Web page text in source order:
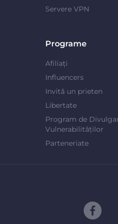
Servere VPN
Programe
Afiliați
Influencers
Invită un prieten
Libertate
Program de
Vulnerabilităților
Parteneriate